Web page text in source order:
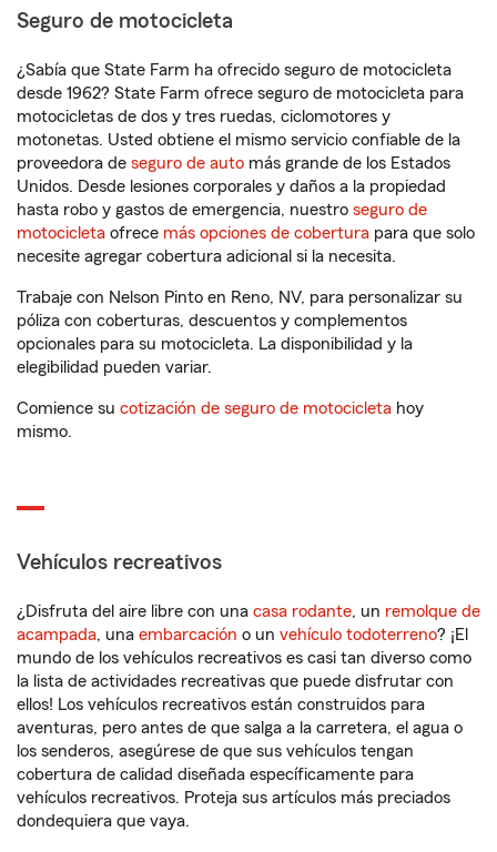
Seguro de motocicleta
¿Sabía que State Farm ha ofrecido seguro de motocicleta
desde 1962? State Farm ofrece seguro de motocicleta para
motocicletas de dos y tres ruedas, ciclomotores y
motonetas. Usted obtiene el mismo servicio confiable de la
proveedora de seguro de auto más grande de los Estados
Unidos. Desde lesiones corporales y daños a la propiedad
hasta robo y gastos de emergencia, nuestro seguro de
motocicleta ofrece más opciones de cobertura para que solo
necesite agregar cobertura adicional si la necesita.
Trabaje con Nelson Pinto en Reno, NV, para personalizar su
póliza con coberturas, descuentos y complementos
opcionales para su motocicleta. La disponibilidad y la
elegibilidad pueden variar.
Comience su cotización de seguro de motocicleta hoy
mismo.
Vehículos recreativos
¿Disfruta del aire libre con una casa rodante, un remolque de
acampada, una embarcación o un vehículo todoterreno? ¡El
mundo de los vehículos recreativos es casi tan diverso como
la lista de actividades recreativas que puede disfrutar con
ellos! Los vehículos recreativos están construidos para
aventuras, pero antes de que salga a la carretera, el agua o
los senderos, asegúrese de que sus vehículos tengan
cobertura de calidad diseñada específicamente para
vehículos recreativos. Proteja sus artículos más preciados
dondequiera que vaya.